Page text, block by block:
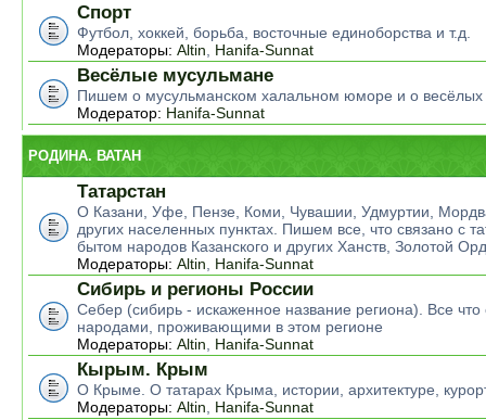
Спорт
Футбол, хоккей, борьба, восточные единоборства и т.д.
Модераторы: Altin Hanifa-Sunnat
Весёлые мусульмане
Пишем о мусульманском халальном юморе и о весёлых
Модератор: Hanifa-Sunnat
РОДИНА. ВАТАН
Татарстан
О Казани, Уфе, Пензе, Коми, Чувашии, Удмуртии,
других населенных пунктах. Пишем все, что связано с
бытом народов Казанского и других Ханств, Золотой
Модераторы: Altin Hanifa-Sunnat
Сибирь и регионы России
Себер (сибирь - искаженное название региона). Все что
народами, проживающими в этом регионе
Модераторы: Altin Hanifa-Sunnat
Кырым. Крым
О Крыме. О татарах Крыма, истории, архитектуре,
Модераторы: Altin Hanifa-Sunnat